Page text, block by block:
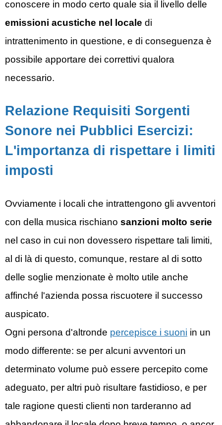
conoscere in modo certo quale sia il livello delle
emissioni acustiche nel locale di
intrattenimento in questione, e di conseguenza è
possibile apportare dei correttivi qualora
necessario.
Relazione Requisiti Sorgenti
Sonore nei Pubblici Esercizi:
L'importanza di rispettare i limiti
imposti
Ovviamente i locali che intrattengono gli avventori
con della musica rischiano sanzioni molto serie
nel caso in cui non dovessero rispettare tali limiti,
al di là di questo, comunque, restare al di sotto
delle soglie menzionate è molto utile anche
affinché l'azienda possa riscuotere il successo
auspicato.
Ogni persona d'altronde percepisce i suoni in un
modo differente: se per alcuni avventori un
determinato volume può essere percepito come
adeguato, per altri può risultare fastidioso, e per
tale ragione questi clienti non tarderanno ad